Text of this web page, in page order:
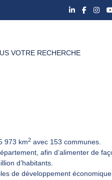
VOTRE RECHERCHE
973 km2 avec 153 communes.
afin d’alimenter de
d’habitants.
de développement